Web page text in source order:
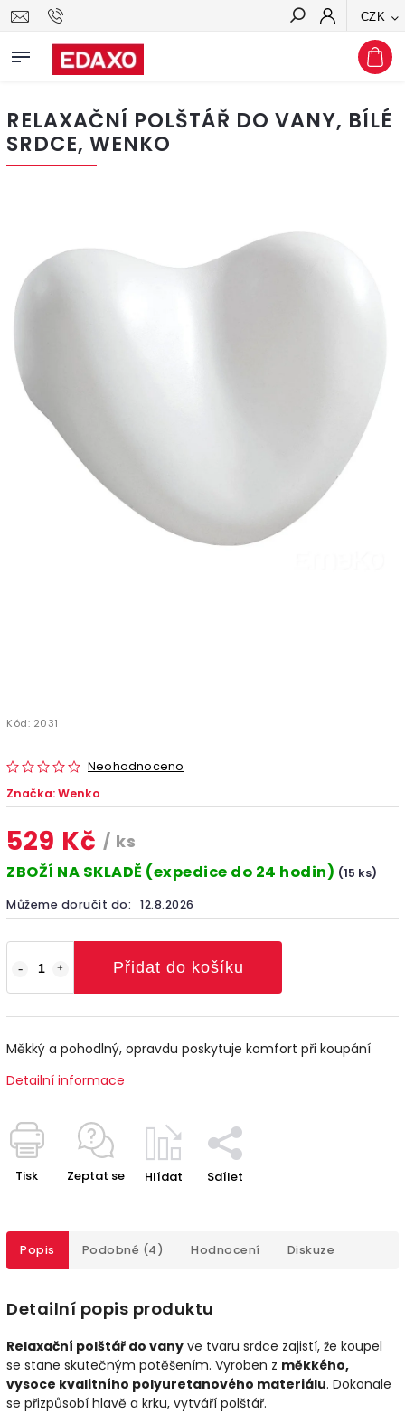
CZK
Hledat
RELAXAČNÍ POLŠTÁŘ DO VANY, BÍLÉ
SRDCE, WENKO
Kód: 2031
Neohodnoceno
Značka:Wenko
529 Kč / ks
ZBOŽÍ NA SKLADĚ (expedice do 24 hodin) (15 ks)
Můžeme doručit do: 12.8.2026
Přidat do košíku
Měkký a pohodlný, opravdu poskytuje komfort při koupání
Detailní informace
Tisk Zeptat se Hlídat Sdílet
Popis Podobné (4) Hodnocení Diskuze
Detailní popis produktu
Relaxační polštář do vany ve tvaru srdce zajistí, že koupel
se stane skutečným potěšením. Vyroben z měkkého,
vysoce kvalitního polyuretanového materiálu. Dokonale
se přizpůsobí hlavě a krku, vytváří polštář.